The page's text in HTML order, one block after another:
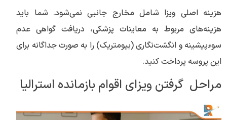
هزینه اصلی ویزا شامل مخارج جانبی نمی‌شود. شما باید
هزینه‌های مربوط به معاینات پزشکی، دریافت گواهی عدم
سوء‌پیشینه و انگشت‌نگاری (بیومتریک) را به صورت جداگانه برای
این پروسه پرداخت کنید.
مراحل گرفتن ویزای اقوام بازمانده استرالیا